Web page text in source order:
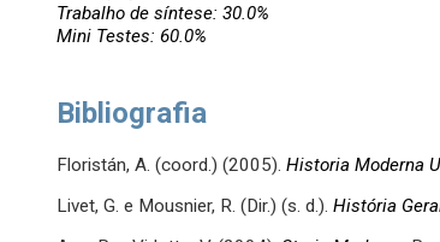
Trabalho de síntese: 30.0%
Mini Testes: 60.0%
Bibliografia
Floristán, A. (coord.) (2005).Historia Moderna
Livet, G. e Mousnier, R. (Dir.) (s. d.).História